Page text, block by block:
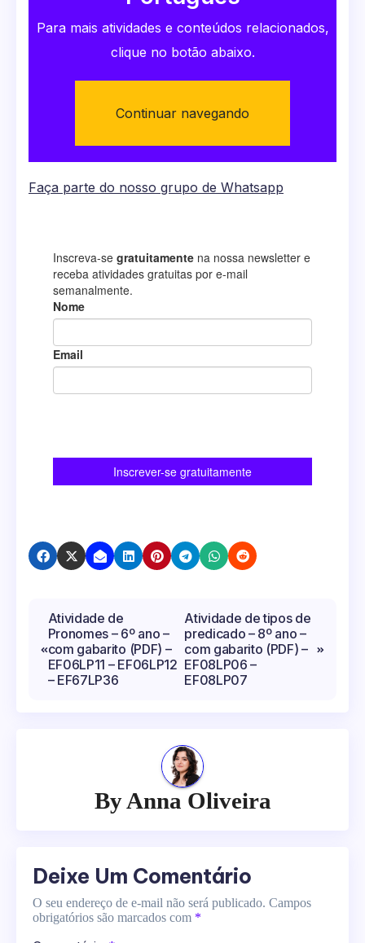
Para mais atividades e conteúdos relacionados,
clique no botão abaixo.
Continuar navegando
Faça parte do nosso grupo de Whatsapp
Navegação
de
Post
Atividade de
Pronomes – 6º ano –
com gabarito (PDF) –
EF06LP11 – EF06LP12
– EF67LP36
Atividade de tipos de
predicado – 8º ano –
com gabarito (PDF) –
EF08LP06 –
EF08LP07
ByAnna Oliveira
Deixe Um Comentário
O seu endereço de e-mail não será publicado. Campos
obrigatórios são marcados com *